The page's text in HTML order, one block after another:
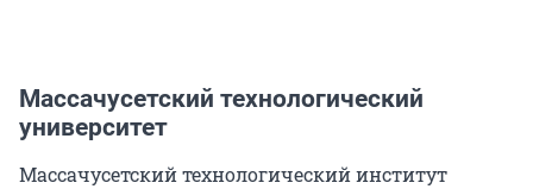
Массачусетский технологический
университет
Массачусетский технологический институт